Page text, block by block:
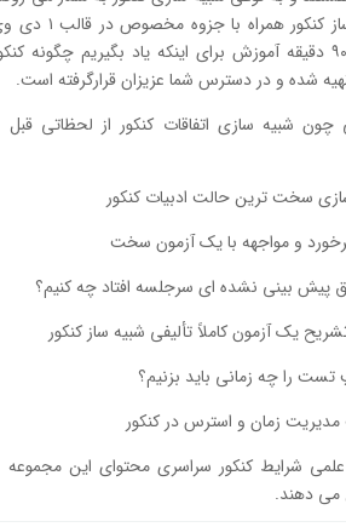
شبیه ساز کنکور همراه با جزوه مخصوص
دی و ۹۰ دقیقه آموزش برای اینکه یاد بگیریم چگونه
شده و در دسترس شما عزیزان قرارگرفته است.
چون شبیه سازی اتفاقات کنکور از لحظاتی قبل
سخت ترین حالت ادبیات کنکور
و مواجهه با یک آزمون سخت
پیش بینی نشده ای سرجلسه افتاد چه کنیم؟
یک آزمون کاملاً تألیفی شبیه ساز کنکور
را چه زمانی باید بزنیم؟
زمان و استرس در کنکور
شرایط کنکور سراسری محتوای این مجموعه
می دهند.